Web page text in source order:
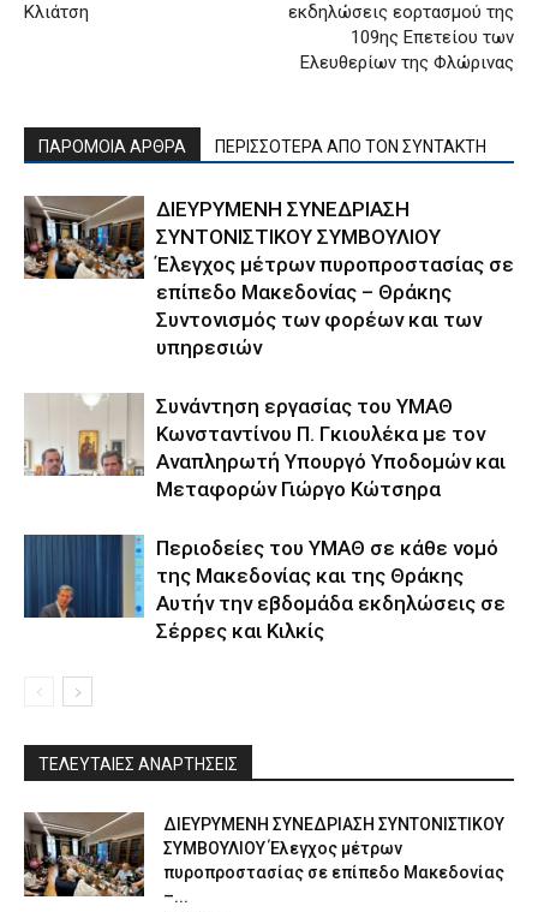
Κλιάτση
εκδηλώσεις εορτασμού της
109ης Επετείου των
Ελευθερίων της Φλώρινας
ΠΑΡΟΜΟΙΑ ΑΡΘΡΑ ΠΕΡΙΣΣΟΤΕΡΑ ΑΠΟ ΤΟΝ ΣΥΝΤΑΚΤΗ
ΔΙΕΥΡΥΜΕΝΗ ΣΥΝΕΔΡΙΑΣΗ
ΣΥΝΤΟΝΙΣΤΙΚΟΥ ΣΥΜΒΟΥΛΙΟΥ
Έλεγχος μέτρων πυροπροστασίας σε
επίπεδο Μακεδονίας – Θράκης
Συντονισμός των φορέων και των
υπηρεσιών
Συνάντηση εργασίας του ΥΜΑΘ
Κωνσταντίνου Π. Γκιουλέκα με τον
Αναπληρωτή Υπουργό Υποδομών και
Μεταφορών Γιώργο Κώτσηρα
Περιοδείες του ΥΜΑΘ σε κάθε νομό
της Μακεδονίας και της Θράκης
Αυτήν την εβδομάδα εκδηλώσεις σε
Σέρρες και Κιλκίς
ΤΕΛΕΥΤΑΙΕΣ ΑΝΑΡΤΗΣΕΙΣ
ΔΙΕΥΡΥΜΕΝΗ ΣΥΝΕΔΡΙΑΣΗ ΣΥΝΤΟΝΙΣΤΙΚΟΥ
ΣΥΜΒΟΥΛΙΟΥ Έλεγχος μέτρων
πυροπροστασίας σε επίπεδο Μακεδονίας
–...